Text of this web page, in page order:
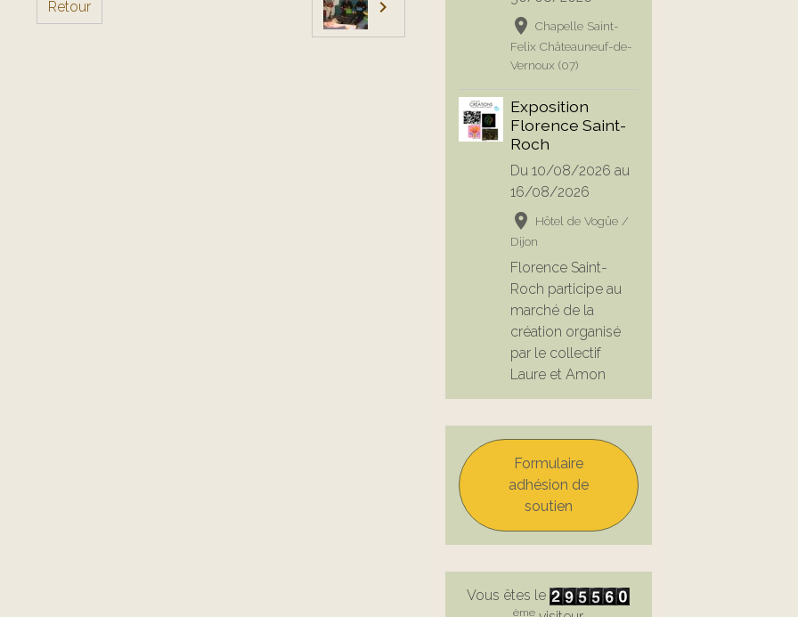
Retour
Chapelle Saint-
Felix Châteauneuf-de-
Vernoux (07)
Exposition
Florence Saint-
Roch
Du 10/08/2026 au
16/08/2026
Hôtel de Vogüe /
Dijon
Florence Saint-
Roch participe au
marché de la
création organisé
par le collectif
Laure et Amon
Formulaire
adhésion de
soutien
Vous êtes le
ème